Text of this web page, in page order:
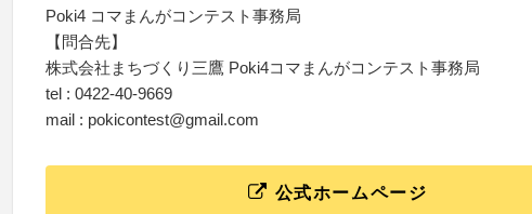
Poki4 コマまんがコンテスト事務局
【問合先】
株式会社まちづくり三鷹 Poki4コマまんがコンテスト事務局
tel : 0422-40-9669
mail : pokicontest@gmail.com
公式ホームページ